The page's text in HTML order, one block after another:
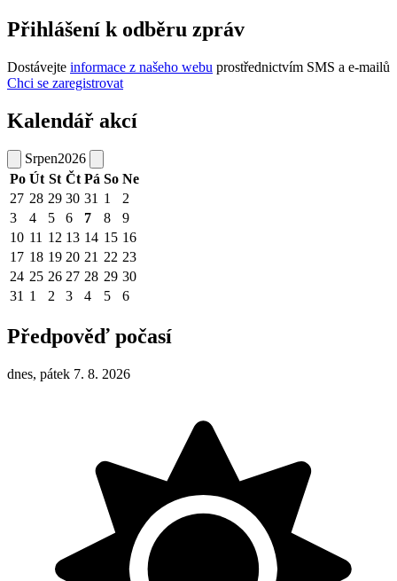
Přihlášení k odběru zpráv
Dostávejte informace z našeho webu prostřednictvím SMS a e-mailů
Chci se zaregistrovat
Kalendář akcí
Srpen2026
Po Út St Čt Pá So Ne
27 28 29 30 31 1
2
3
4 5 6 7 8
9
10 11 12 13 14 15 16
17 18 19 20 21 22 23
24 25 26 27 28 29 30
31 1 2 3 4 5 6
Předpověď počasí
dnes, pátek 7. 8. 2026